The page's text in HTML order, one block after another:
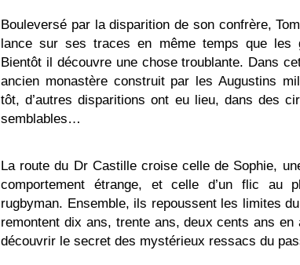
Bouleversé par la disparition de son confrère,
lance sur ses traces en même temps que les
Bientôt il découvre une chose troublante. Dans
ancien monastère construit par les Augustins
tôt, d’autres disparitions ont eu lieu, dans des
semblables…
La route du Dr Castille croise celle de Sophie,
comportement étrange, et celle d’un flic au
rugbyman. Ensemble, ils repoussent les limites
remontent dix ans, trente ans, deux cents ans en
découvrir le secret des mystérieux ressacs du